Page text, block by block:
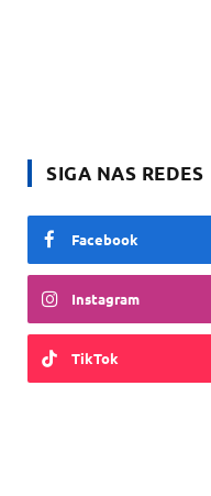
SIGA NAS REDES
Facebook
Instagram
TikTok